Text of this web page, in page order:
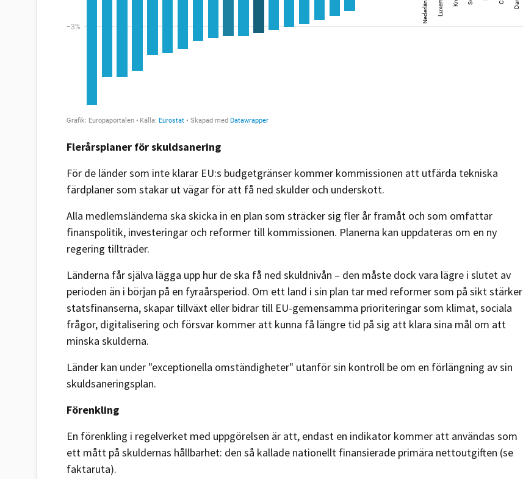
Flerårsplaner för skuldsanering
För de länder som inte klarar EU:s budgetgränser kommer kommissionen att utfärda tekniska
färdplaner som stakar ut vägar för att få ned skulder och underskott.
Alla medlemsländerna ska skicka in en plan som sträcker sig fler år framåt och som omfattar
finanspolitik, investeringar och reformer till kommissionen. Planerna kan uppdateras om en ny
regering tillträder.
Länderna får själva lägga upp hur de ska få ned skuldnivån – den måste dock vara lägre i slutet av
perioden än i början på en fyraårsperiod. Om ett land i sin plan tar med reformer som på sikt stärker
statsfinanserna, skapar tillväxt eller bidrar till EU-gemensamma prioriteringar som klimat, sociala
frågor, digitalisering och försvar kommer att kunna få längre tid på sig att klara sina mål om att
minska skulderna.
Länder kan under "exceptionella omständigheter" utanför sin kontroll be om en förlängning av sin
skuldsaneringsplan.
Förenkling
En förenkling i regelverket med uppgörelsen är att, endast en indikator kommer att användas som
ett mått på skuldernas hållbarhet: den så kallade nationellt finansierade primära nettoutgiften (se
faktaruta).